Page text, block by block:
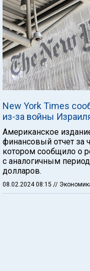
New York Times
из-за войны
Американское
финансовый отчет за
котором сообщило о
с аналогичным
долларов.
08.02.2024 08:15 //